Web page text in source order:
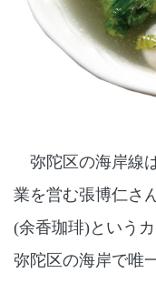
弥陀区の海岸線
業を営む張博仁さ
(余香珈琲)という
弥陀区の海岸で唯